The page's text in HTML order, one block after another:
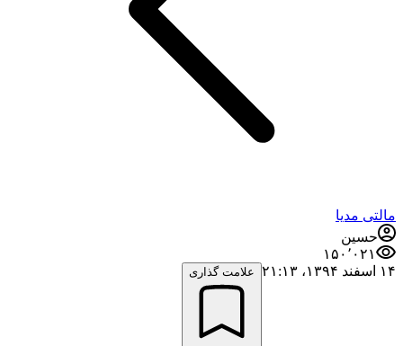
مالتی مدیا
حسین
۱۵۰٬۰۲۱
۱۴ اسفند ۱۳۹۴،‏ ۲۱:۱۳
علامت گذاری